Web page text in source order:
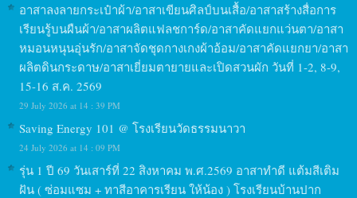
อาสาลงลายกระเป๋าผ้า/อาสาเขียนศิลป์บนเสื้อ/อาสาสร้างสื่อการ
เรียนรู้บนผืนผ้า/อาสาผลิตแฟลชการ์ด/อาสาคัดแยกแว่นตา/อาสา
หมอนหนุนอุ่นรัก/อาสาจัดชุดกางเกงผ้าอ้อม/อาสาคัดแยกยา/อาสา
ผลิตดินกระดาษ/อาสาเยี่ยมตายายและเปิดสวนผัก วันที่ 1-2, 8-9,
15-16 ส.ค. 2569
29 July 2026 at 14 : 39 PM
Saving Energy 101 @ โรงเรียนวัดธรรมนาวา
24 July 2026 at 14 : 09 PM
รุ่น 1 ปี 69 วันเสาร์ที่ 22 สิงหาคม พ.ศ.2569 อาสาทำดี แต้มสีเติม
ฝัน ( ซ่อมแซม + ทาสีอาคารเรียน ให้น้อง ) โรงเรียนบ้านปาก